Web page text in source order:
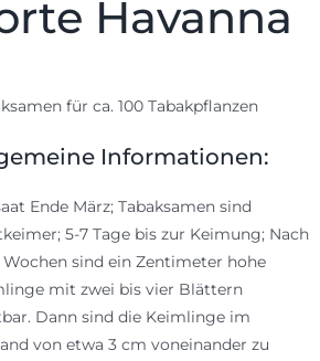
Havanna
für ca. 100 Tabakpflanzen
Informationen:
Ende März; Tabaksamen sind
5-7 Tage bis zur Keimung; Nach
Wochen sind ein Zentimeter hohe
mit zwei bis vier Blättern
Dann sind die Keimlinge im
von etwa 3 cm voneinander zu